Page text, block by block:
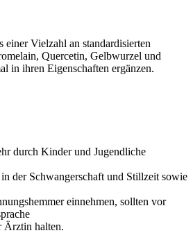
Vielzahl an standardisierten
Quercetin, Gelbwurzel und
in ihren Eigenschaften ergänzen.
durch Kinder und Jugendliche
der Schwangerschaft und Stillzeit sowie
einnehmen, sollten vor
Ärztin halten.